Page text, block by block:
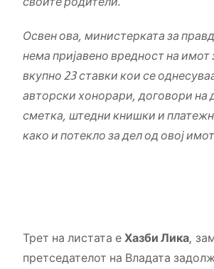
Освен ова, министерката за
нема пријавено вредност на имот
вкупно 23 ставки кои се
авторски хонорари, договори на
сметка, штедни книшки и
како и потекло за дел од овој
Трет на листата е Хазби Лика,
претседателот на Владата